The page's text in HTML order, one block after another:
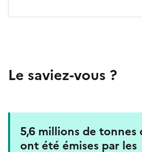
Le saviez-vous ?
5,6 millions de tonnes
ont été émises par les